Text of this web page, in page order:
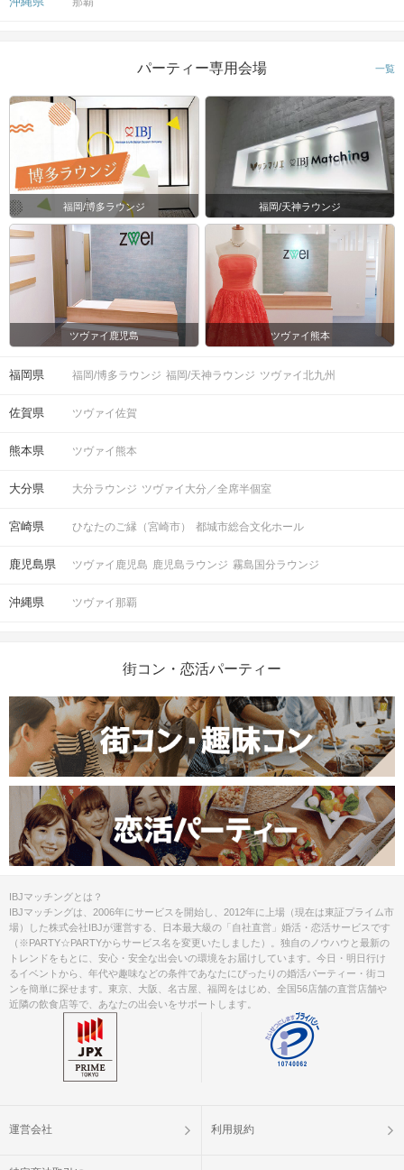
パーティー専用会場 一覧
福岡/博多ラウンジ 福岡/天神ラウンジ
ツヴァイ鹿児島 ツヴァイ熊本
福岡県 福岡/博多ラウンジ 福岡/天神ラウンジ ツヴァイ北九州
佐賀県 ツヴァイ佐賀
熊本県 ツヴァイ熊本
大分県 大分ラウンジ ツヴァイ大分／全席半個室
宮崎県 ひなたのご縁（宮崎市） 都城市総合文化ホール
鹿児島県 ツヴァイ鹿児島 鹿児島ラウンジ 霧島国分ラウンジ
沖縄県 ツヴァイ那覇
街コン・恋活パーティー
IBJマッチングとは？
IBJマッチングは、2006年にサービスを開始し、2012年に上場（現在は東証プライム市
場）した株式会社IBJが運営する、日本最大級の「自社直営」婚活・恋活サービスです
（※PARTY☆PARTYからサービス名を変更いたしました）。独自のノウハウと最新の
トレンドをもとに、安心・安全な出会いの環境をお届けしています。今日・明日行け
るイベントから、年代や趣味などの条件であなたにぴったりの婚活パーティー・街コ
ンを簡単に探せます。東京、大阪、名古屋、福岡をはじめ、全国56店舗の直営店舗や
近隣の飲食店等で、あなたの出会いをサポートします。
運営会社 利用規約